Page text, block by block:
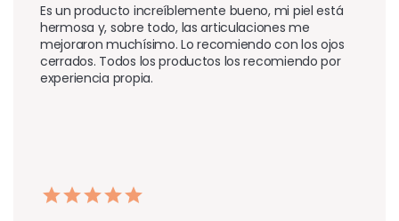
Es un producto increíblemente bueno, mi piel está
hermosa y, sobre todo, las articulaciones me
mejoraron muchísimo. Lo recomiendo con los ojos
cerrados. Todos los productos los recomiendo por
experiencia propia.